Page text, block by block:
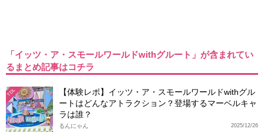
「イッツ・ア・スモールワールドwithグルート」が含まれてい
るまとめ記事はコチラ
TDL
【体験レポ】イッツ・ア・スモールワールドwithグル
ートはどんなアトラクション？登場するマーベルキャ
ラは誰？
2025/12/26
るんにゃん